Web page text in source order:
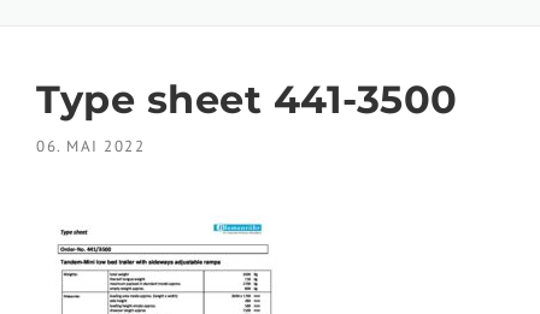
Type sheet 441-3500
06. MAI 2022